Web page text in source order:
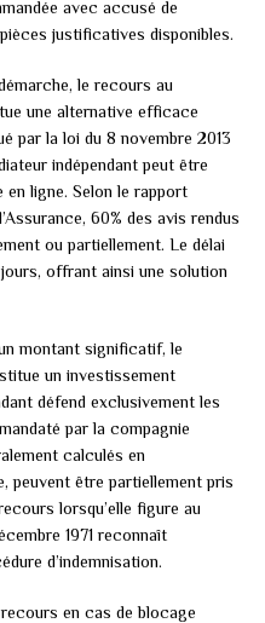
avec accusé de
justificatives disponibles.
le recours au
une alternative efficace
par la loi du 8 novembre 2013
indépendant peut être
ligne. Selon le rapport
60% des avis rendus
ou partiellement. Le délai
offrant ainsi une solution
montant significatif, le
un investissement
défend exclusivement les
par la compagnie
calculés en
peuvent être partiellement pris
lorsqu’elle figure au
1971 reconnaît
d’indemnisation.
en cas de blocage